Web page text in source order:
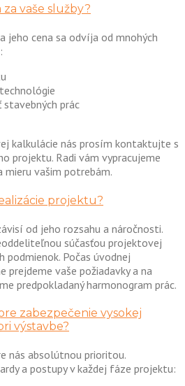
vaše služby?
jeho cena sa odvíja od mnohých
prác
kalkulácie nás prosím kontaktujte s
projektu. Radi vám vypracujeme
mieru vašim potrebám.
projektu?
od jeho rozsahu a náročnosti.
súčasťou projektovej
podmienok. Počas úvodnej
vaše požiadavky a na
predpokladaný harmonogram prác.
zabezpečenie vysokej
výstavbe?
nás absolútnou prioritou.
a postupy v každej fáze projektu: